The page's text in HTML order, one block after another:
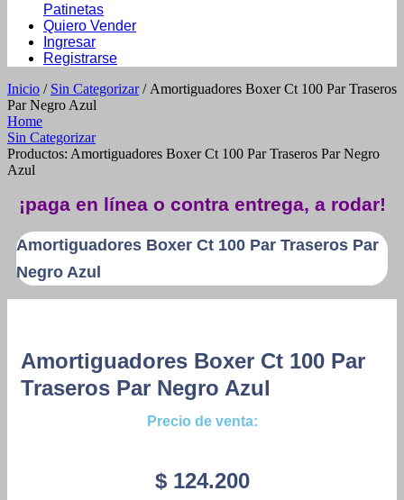
Patinetas
Quiero Vender
Ingresar
Registrarse
Inicio / Sin Categorizar/ Amortiguadores Boxer Ct 100 Par Traseros
Par Negro Azul
Home
Sin Categorizar
Productos: Amortiguadores Boxer Ct 100 Par Traseros Par Negro
Azul
¡paga en línea o contra entrega, a rodar!
Amortiguadores Boxer Ct 100 Par Traseros Par
Negro Azul
Amortiguadores Boxer Ct 100 Par
Traseros Par Negro Azul
Precio de venta:
$124.200